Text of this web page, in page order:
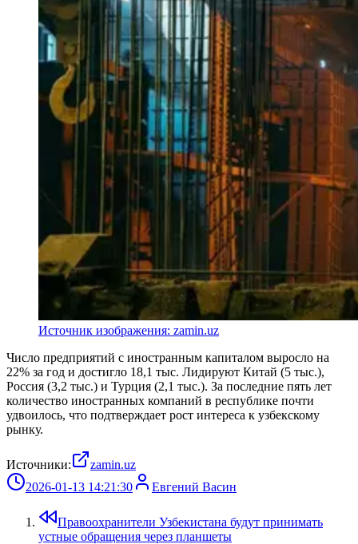
Источник изображения: zamin.uz
Число предприятий с иностранным капиталом выросло на
22% за год и достигло 18,1 тыс. Лидируют Китай (5 тыс.),
Россия (3,2 тыс.) и Турция (2,1 тыс.). За последние пять лет
количество иностранных компаний в республике почти
удвоилось, что подтверждает рост интереса к узбекскому
рынку.
Источники:
zamin.uz
2026-01-13 14:21:30
Евгений Васин
Правоохранители Узбекистана будут принимать
устные обращения через планшеты